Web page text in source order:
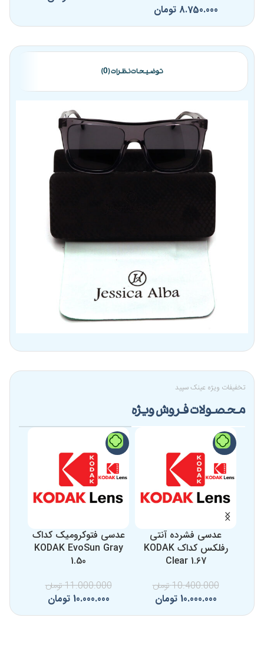
8.750.000 تومان
توضیحاتنظرات (0)
تخفیفات ویژه عینک سپید
محصولات فروش ویژه
-4%
عدسی فشرده آنتی
رفلکس کداک KODAK
Clear 1.67
10.400.000تومان
10.000.000 تومان
-9%
عدسی فتوکرومیک کداک
KODAK EvoSun Gray
1.50
11.000.000تومان
10.000.000 تومان